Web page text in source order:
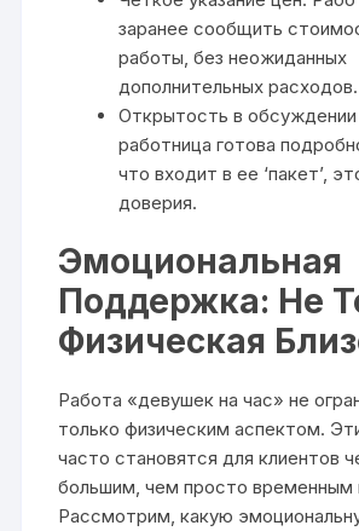
заранее сообщить
работы, без неожиданных
дополнительных расходов.
Открытость в обсуждении
работница готова
что входит в ее ‘пакет’,
доверия.
Эмоциональная
Поддержка: Не
Физическая
Работа «девушек на час» не
только физическим аспектом.
часто становятся для клиентов
большим, чем просто временным
Рассмотрим, какую